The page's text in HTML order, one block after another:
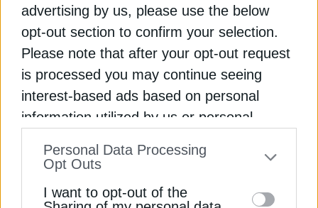
advertising by us, please use the below
opt-out section to confirm your selection.
Please note that after your opt-out request
is processed you may continue seeing
interest-based ads based on personal
information utilized by us or personal
to your opt-out. You may separately opt-out
information by third parties on the IAB’s list
Personal Data Processing
Opt Outs
I want to opt-out of the
ανασταλτικός παράγοντας είναι οι ταρίφες, αλλά
εκτιμούν πως θα βρεθεί λύση σε αυτό ζήτημα.
Η ανάγκη σε φυσικό αέριο για την Ελλάδα και την
Ευρώπη υπάρχει, ωστόσο όπως αναφέρουν
παράγοντες της αγοράς θα πρέπει να
αποσαφηνιστεί η χρηματοδότηση τέτοιων έργων,
καθώς με αυτό τον τρόπο θα αναδειχθεί μια
δέσμευση πρωτίστως της Ευρώπης πως «πιστεύει»
επενδυτικού ενδιαφέροντος βρίσκεται σε